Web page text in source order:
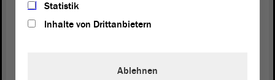
Boden und Luft, müssen ebenfalls reduziert und
beendet werden.
agrarökologischen und damit auch Klimaaspekten
Statistik
Inhalte von Drittanbietern
Ablehnen